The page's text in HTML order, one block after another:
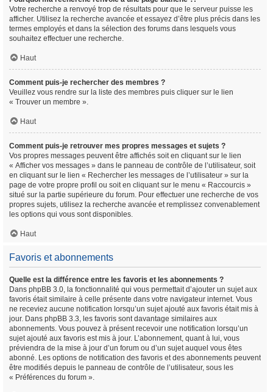
Votre recherche a renvoyé trop de résultats pour que le serveur puisse les
afficher. Utilisez la recherche avancée et essayez d’être plus précis dans les
termes employés et dans la sélection des forums dans lesquels vous
souhaitez effectuer une recherche.
Haut
Comment puis-je rechercher des membres ?
Veuillez vous rendre sur la liste des membres puis cliquer sur le lien
« Trouver un membre ».
Haut
Comment puis-je retrouver mes propres messages et sujets ?
Vos propres messages peuvent être affichés soit en cliquant sur le lien
« Afficher vos messages » dans le panneau de contrôle de l’utilisateur, soit
en cliquant sur le lien « Rechercher les messages de l’utilisateur » sur la
page de votre propre profil ou soit en cliquant sur le menu « Raccourcis »
situé sur la partie supérieure du forum. Pour effectuer une recherche de vos
propres sujets, utilisez la recherche avancée et remplissez convenablement
les options qui vous sont disponibles.
Haut
Favoris et abonnements
Quelle est la différence entre les favoris et les abonnements ?
Dans phpBB 3.0, la fonctionnalité qui vous permettait d’ajouter un sujet aux
favoris était similaire à celle présente dans votre navigateur internet. Vous
ne receviez aucune notification lorsqu’un sujet ajouté aux favoris était mis à
jour. Dans phpBB 3.3, les favoris sont davantage similaires aux
abonnements. Vous pouvez à présent recevoir une notification lorsqu’un
sujet ajouté aux favoris est mis à jour. L’abonnement, quant à lui, vous
préviendra de la mise à jour d’un forum ou d’un sujet auquel vous êtes
abonné. Les options de notification des favoris et des abonnements peuvent
être modifiés depuis le panneau de contrôle de l’utilisateur, sous les
« Préférences du forum ».